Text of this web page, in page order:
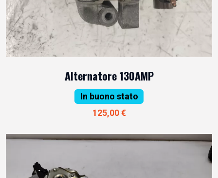
Alternatore 130AMP
In buono stato
125,00 €